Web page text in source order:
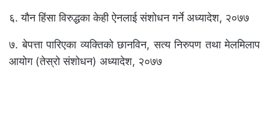
६. यौन हिंसा विरुद्धका केही ऐनलाई संशोधन गर्ने अध्यादेश, २०७७
७. बेपत्ता पारिएका व्यक्तिको छानविन, सत्य निरुपण तथा मेलमिलाप
आयोग (तेस्रो संशोधन) अध्यादेश, २०७७